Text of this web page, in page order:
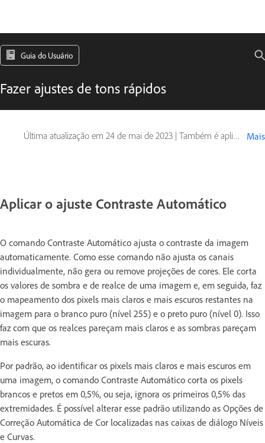
Guia do Usuário
Fazer ajustes de tons rápidos
Última atualização em 24 de mai de 2023 | Também é aplicável a Adobe Photoshop CS6 Mais
Aplicar o ajuste Contraste Automático
O comando Contraste Automático ajusta o contraste da imagem
automaticamente. Como esse comando não ajusta os canais
individualmente, não gera ou remove projeções de cores. Ele corta
os valores de sombra e de realce de uma imagem e, em seguida, faz
o mapeamento dos pixels mais claros e mais escuros restantes na
imagem para o branco puro (nível 255) e o preto puro (nível 0). Isso
faz com que os realces pareçam mais claros e as sombras pareçam
mais escuras.
Por padrão, ao identificar os pixels mais claros e mais escuros em
uma imagem, o comando Contraste Automático corta os pixels
brancos e pretos em 0,5%, ou seja, ignora os primeiros 0,5% das
extremidades. É possível alterar esse padrão utilizando as Opções de
Correção Automática de Cor localizadas nas caixas de diálogo Níveis
e Curvas.